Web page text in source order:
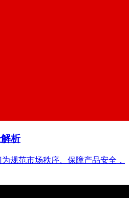
析
规范市场秩序、保障产品安全，